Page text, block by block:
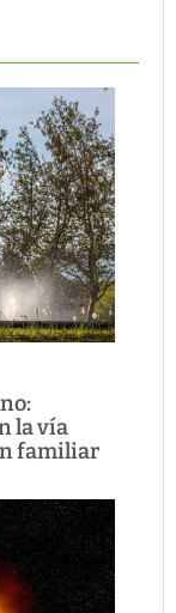
la vía
familiar